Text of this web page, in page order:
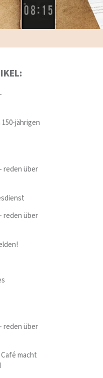
jährigen
reden über
reden über
reden über
macht